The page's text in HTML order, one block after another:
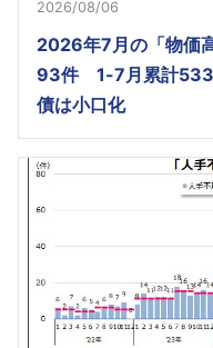
2026/08/06
2026年7月の「物価
93件 1-7月累計533
債は小口化